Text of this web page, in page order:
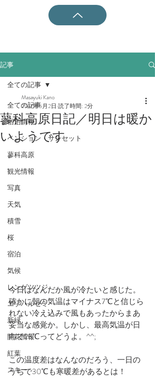
記事
全ての記事
宿泊情報
ペンション・サンセット
蓼科高原
観光情報
写真
天気
積雪
桜
宿泊
気候
レンゲツツジ
エゾハルゼミ
新緑
開花情報
紅葉
スキー
全ての記事
蓼科高原日記／明日は暖か
いようです
Masayuki Kano
2017年5月2日 読了時間: 2分
今日はなんだか風が冷たいと感じた。
確かに朝の気温はマイナス7℃と信じら
れない冷え込みで風もあったからまあ
妥当な感覚か。しかし、最高気温が日
向で23℃ってどうよ。^^;
この温度差はなんなのだろう、一日の
うちで30℃も寒暖差があるとは！